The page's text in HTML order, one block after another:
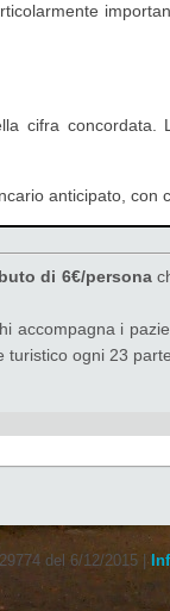
cifra concordata.
anticipato, con
di 6€/persona
accompagna i
turistico ogni 23
del 6/12/2015 |